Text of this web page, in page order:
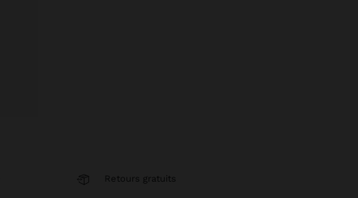
Retours gratuits